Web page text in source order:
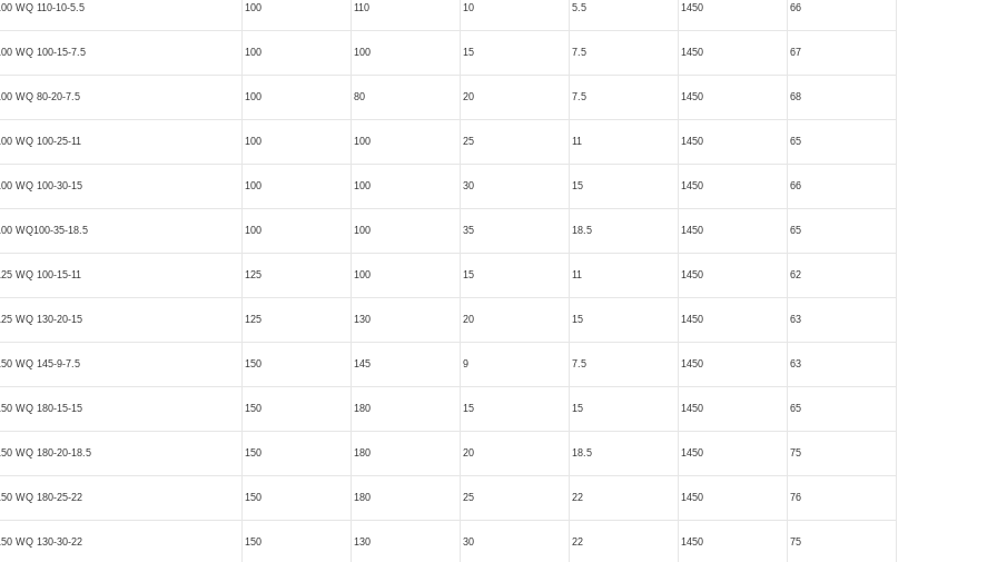
WQ 110-10-5.5 100 110 10 5.5 1450 66
WQ 100-15-7.5 100 100 15 7.5 1450 67
WQ 80-20-7.5 100 80 20 7.5 1450 68
WQ 100-25-11 100 100 25 11 1450 65
WQ 100-30-15 100 100 30 15 1450 66
WQ100-35-18.5 100 100 35 18.5 1450 65
WQ 100-15-11 125 100 15 11 1450 62
WQ 130-20-15 125 130 20 15 1450 63
WQ 145-9-7.5 150 145 9 7.5 1450 63
WQ 180-15-15 150 180 15 15 1450 65
WQ 180-20-18.5 150 180 20 18.5 1450 75
WQ 180-25-22 150 180 25 22 1450 76
WQ 130-30-22 150 130 30 22 1450 75